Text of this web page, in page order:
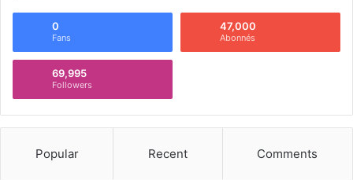
0
Fans
47,000
Abonnés
69,995
Followers
Popular Recent Comments